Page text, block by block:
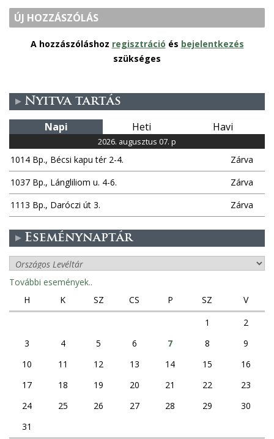
ÚJ HOZZÁSZÓLÁS
A hozzászóláshoz regisztráció és bejelentkezés
szükséges
Nyitva tartás
Napi Heti Havi
2026. augusztus 07. p
1014 Bp., Bécsi kapu tér 2-4.
Zárva
1037 Bp., Lángliliom u. 4-6.
Zárva
1113 Bp., Daróczi út 3.
Zárva
Eseménynaptár
További események..
H
K SZ CS P SZ
V
1
2
3
4 5 6 7 8
9
10
11 12 13 14 15
16
17
18 19 20 21 22
23
24
25 26 27 28 29
30
31